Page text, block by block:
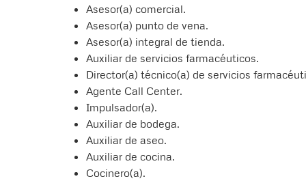
Asesor(a) comercial.
Asesor(a) punto de vena.
Asesor(a) integral de tienda.
Auxiliar de servicios farmacéuticos.
Director(a) técnico(a) de servicios
Agente Call Center.
Impulsador(a).
Auxiliar de bodega.
Auxiliar de aseo.
Auxiliar de cocina.
Cocinero(a).